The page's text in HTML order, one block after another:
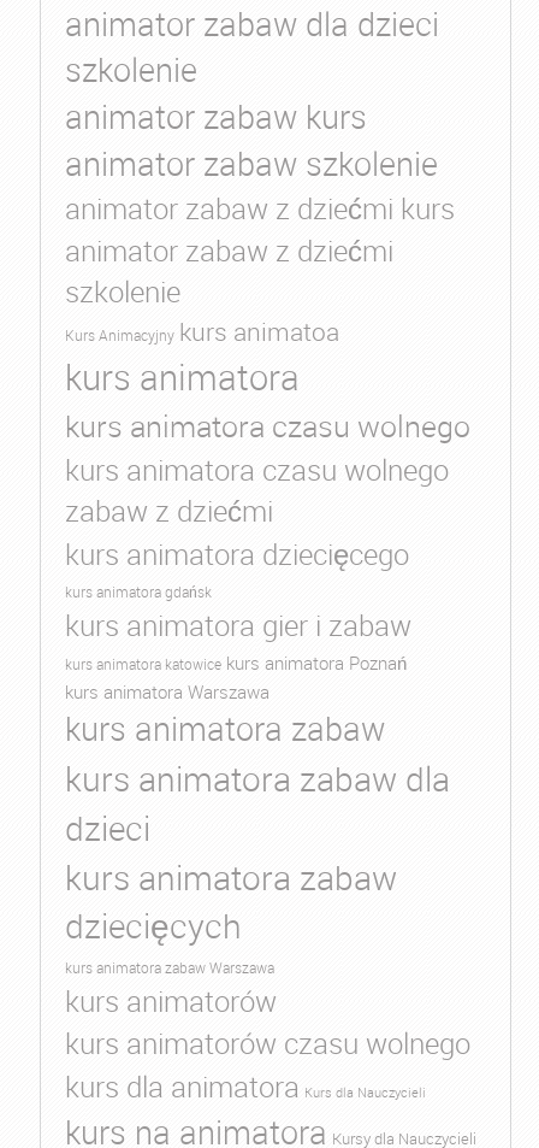
animator zabaw dla dzieci
szkolenie
animator zabaw kurs
animator zabaw szkolenie
animator zabaw z dziećmi kurs
animator zabaw z dziećmi
szkolenie
Kurs Animacyjny kurs animatoa
kurs animatora
kurs animatora czasu wolnego
kurs animatora czasu wolnego
zabaw z dziećmi
kurs animatora dziecięcego
kurs animatora gdańsk
kurs animatora gier i zabaw
kurs animatora katowice kurs animatora Poznań
kurs animatora Warszawa
kurs animatora zabaw
kurs animatora zabaw dla
dzieci
kurs animatora zabaw
dziecięcych
kurs animatora zabaw Warszawa
kurs animatorów
kurs animatorów czasu wolnego
kurs dla animatora Kurs dla Nauczycieli
kurs na animatora Kursy dla Nauczycieli